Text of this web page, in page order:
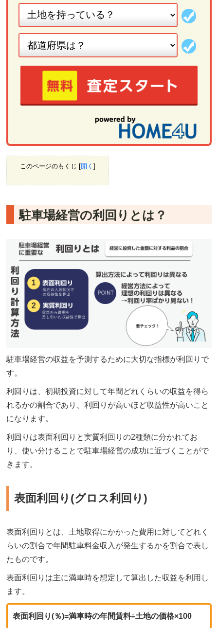
このページのもくじ [開く]
駐車場経営の利回りとは？
駐車場経営の収益を予測するために大切な指標が利回りで
す。
利回りは、初期投資に対して年間どれくらいの収益を得ら
れるかの割合であり、利回りが高いほど収益性が高いこと
になります。
利回りは表面利回りと実質利回りの2種類に分かれてお
り、使い分けることで駐車場経営の成功に近づくことがで
きます。
表面利回り(グロス利回り)
表面利回りとは、土地取得にかかった費用に対してどれく
らいの割合で年間駐車料金収入が発生するかを割合で表し
たものです。
表面利回りは主に満車時を想定して算出した収益を利用し
ます。
表面利回り(％)=満車時の年間賃料÷土地の価格×100